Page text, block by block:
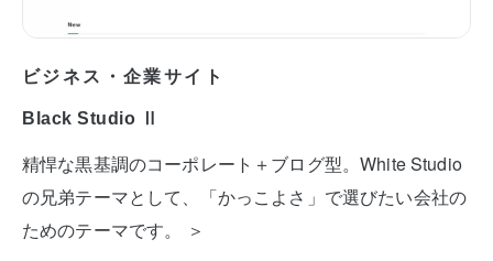
ビジネス・企業サイト
Black Studio Ⅱ
精悍な黒基調のコーポレート＋ブログ型。White Studio
の兄弟テーマとして、「かっこよさ」で選びたい会社の
ためのテーマです。 ＞